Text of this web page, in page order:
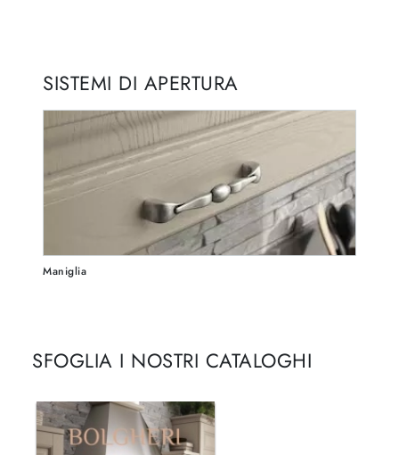
SISTEMI DI APERTURA
Maniglia
SFOGLIA I NOSTRI CATALOGHI